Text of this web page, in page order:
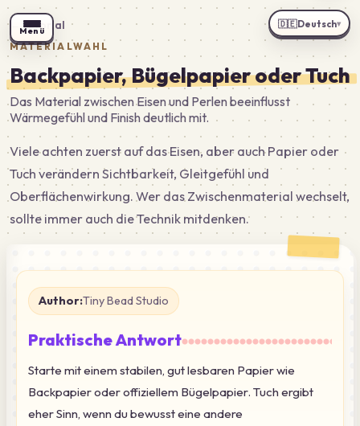
←Tutorial
MATERIALWAHL
Backpapier, Bügelpapier oder Tuch
Das Material zwischen Eisen und Perlen beeinflusst
Wärmegefühl und Finish deutlich mit.
Viele achten zuerst auf das Eisen, aber auch Papier oder
Tuch verändern Sichtbarkeit, Gleitgefühl und
Oberflächenwirkung. Wer das Zwischenmaterial wechselt,
sollte immer auch die Technik mitdenken.
Author:Tiny Bead Studio
Praktische Antwort
Starte mit einem stabilen, gut lesbaren Papier wie
Backpapier oder offiziellem Bügelpapier. Tuch ergibt
eher Sinn, wenn du bewusst eine andere
Menü
🇩🇪Deutsch▾